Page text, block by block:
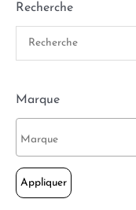
Recherche
Marque
Appliquer